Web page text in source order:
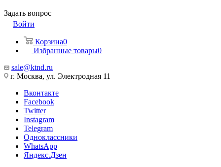
Задать вопрос
Войти
Корзина0
Избранные товары0
sale@ktnd.ru
г. Москва, ул. Электродная 11
Вконтакте
Facebook
Twitter
Instagram
Telegram
Одноклассники
WhatsApp
Яндекс.Дзен